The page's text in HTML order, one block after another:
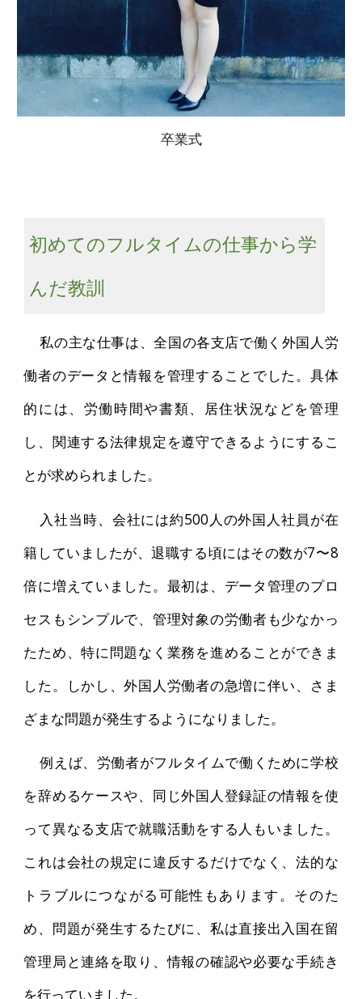
卒業式
初めてのフルタイムの仕事から学
んだ教訓
私の主な仕事は、全国の各支店で働く外国人労
働者のデータと情報を管理することでした。具体
的には、労働時間や書類、居住状況などを管理
し、関連する法律規定を遵守できるようにするこ
とが求められました。
入社当時、会社には約500人の外国人社員が在
籍していましたが、退職する頃にはその数が7〜8
倍に増えていました。最初は、データ管理のプロ
セスもシンプルで、管理対象の労働者も少なかっ
たため、特に問題なく業務を進めることができま
した。しかし、外国人労働者の急増に伴い、さま
ざまな問題が発生するようになりました。
例えば、労働者がフルタイムで働くために学校
を辞めるケースや、同じ外国人登録証の情報を使
って異なる支店で就職活動をする人もいました。
これは会社の規定に違反するだけでなく、法的な
トラブルにつながる可能性もあります。そのた
め、問題が発生するたびに、私は直接出入国在留
管理局と連絡を取り、情報の確認や必要な手続き
を行っていました。